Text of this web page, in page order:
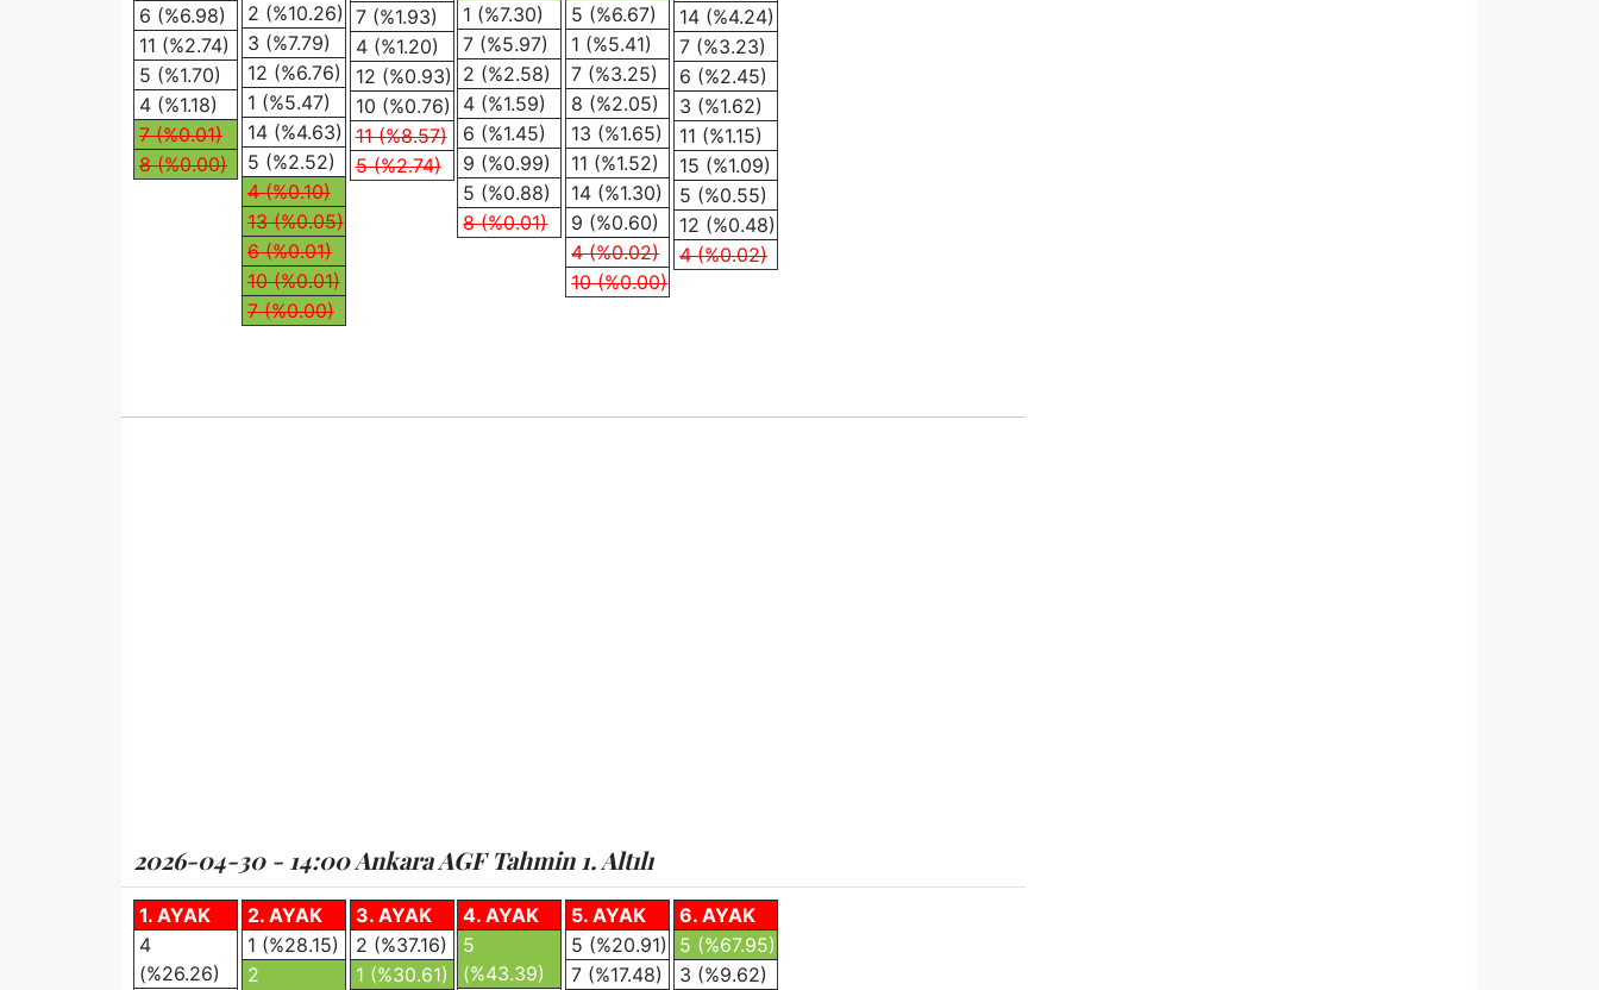
6 (%6.98)
11 (%2.74)
5 (%1.70)
4 (%1.18)
7 (%0.01)
8 (%0.00)
2 (%10.26)
3 (%7.79)
12 (%6.76)
1 (%5.47)
14 (%4.63)
5 (%2.52)
4 (%0.10)
13 (%0.05)
6 (%0.01)
10 (%0.01)
7 (%0.00)
7 (%1.93)
4 (%1.20)
12 (%0.93)
10 (%0.76)
11 (%8.57)
5 (%2.74)
1 (%7.30)
7 (%5.97)
2 (%2.58)
4 (%1.59)
6 (%1.45)
9 (%0.99)
5 (%0.88)
8 (%0.01)
5 (%6.67)
1 (%5.41)
7 (%3.25)
8 (%2.05)
13 (%1.65)
11 (%1.52)
14 (%1.30)
9 (%0.60)
4 (%0.02)
10 (%0.00)
14 (%4.24)
7 (%3.23)
6 (%2.45)
3 (%1.62)
11 (%1.15)
15 (%1.09)
5 (%0.55)
12 (%0.48)
4 (%0.02)
2026-04-30 - 14:00 Ankara AGF Tahmin 1. Altılı
1. AYAK
4
(%26.26)
2. AYAK
1 (%28.15)
2
3. AYAK
2 (%37.16)
1 (%30.61)
4. AYAK
5
(%43.39)
5. AYAK
5 (%20.91)
7 (%17.48)
6. AYAK
5 (%67.95)
3 (%9.62)